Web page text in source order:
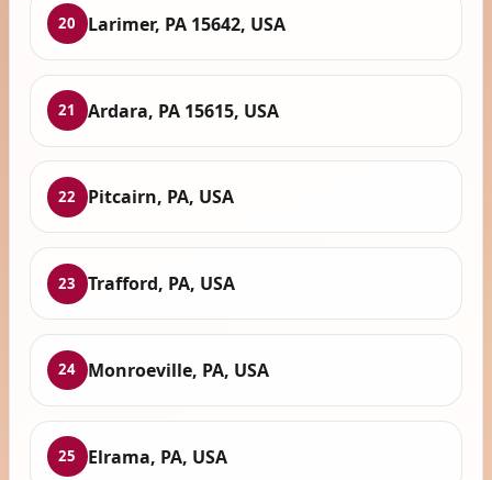
20 Larimer, PA 15642, USA
21 Ardara, PA 15615, USA
22 Pitcairn, PA, USA
23 Trafford, PA, USA
24 Monroeville, PA, USA
25 Elrama, PA, USA